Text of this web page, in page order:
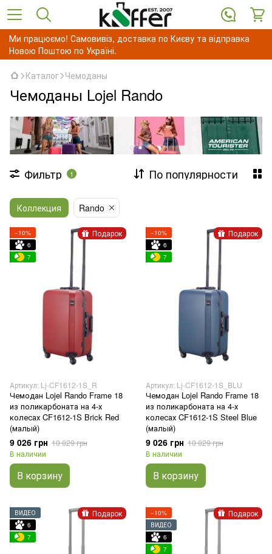
Ми працюємо! Самовивіз, доставка по Києву та відправка
Новою Поштою по Україні.
Каталог Чемоданы
Чемоданы Lojel Rando
Фильтр 1 По популярности
Коллекция Rando
Подарок
−10%
6
7
Артикул: Lj-CF1612-1S_R
Чемодан Lojel Rando Frame 18
из поликарбоната на 4-х
колесах CF1612-1S Brick Red
(малый)
9 026 грн 10 029 грн
В наличии
В корзину
Подарок
−10%
6
7
Артикул: Lj-CF1612-1S_BLU
Чемодан Lojel Rando Frame 18
из поликарбоната на 4-х
колесах CF1612-1S Steel Blue
(малый)
9 026 грн 10 029 грн
В наличии
В корзину
Подарок
ВИДЕО
6
7
Подарок
−10%
ВИДЕО
6
7